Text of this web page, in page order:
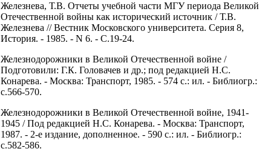
Железнева, Т.В. Отчеты учебной части МГУ периода Великой
Отечественной войны как исторический источник / Т.В.
Железнева // Вестник Московского университета. Серия 8,
История. - 1985. - N 6. - С.19-24.
Железнодорожники в Великой Отечественной войне /
Подготовили: Г.К. Головачев и др.; под редакцией Н.С.
Конарева. - Москва: Транспорт, 1985. - 574 с.: ил. - Библиогр.:
с.566-570.
Железнодорожники в Великой Отечественной войне, 1941-
1945 / Под редакцией Н.С. Конарева. - Москва: Транспорт,
1987. - 2-е издание, дополненное. - 590 с.: ил. - Библиогр.:
с.582-586.